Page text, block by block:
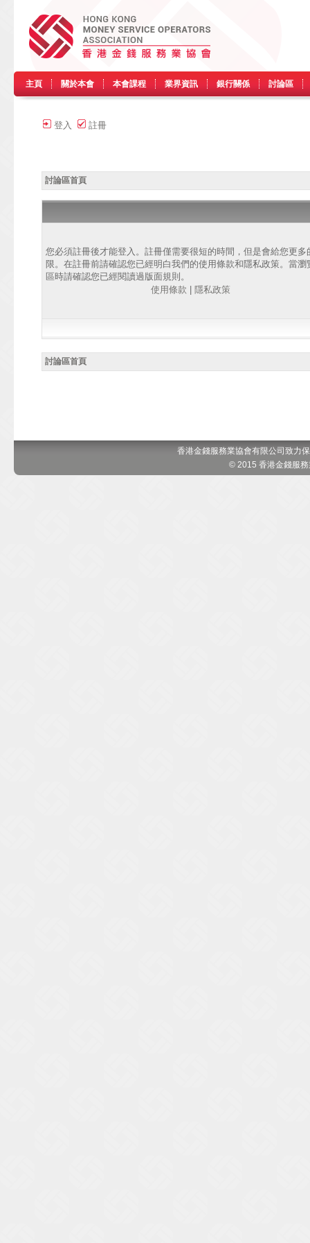
主頁 關於本會 本會課程 業界資訊 銀行關係 討論區
登入 註冊
討論區首頁
您必須註冊後才能登入。註冊僅需要很短的時間，但是會給您更多
限。在註冊前請確認您已經明白我們的使用條款和隱私政策。當瀏
區時請確認您已經閱讀過版面規則。
使用條款
隱私政策
討論區首頁
香港金錢服務業協會有限公司致力
© 2015 香港金錢服